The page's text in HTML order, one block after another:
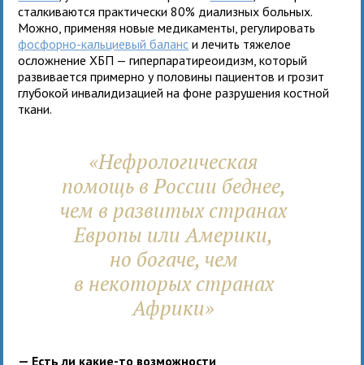
сталкиваются практически 80% диализных больных.
Можно, применяя новые медикаменты, регулировать
фосфорно-кальциевый баланс и лечить тяжелое
осложнение ХБП — гиперпаратиреоидизм, который
развивается примерно у половины пациентов и грозит
глубокой инвалидизацией на фоне разрушения костной
ткани.
«Нефрологическая
помощь в России беднее,
чем в развитых странах
Европы или Америки,
но богаче, чем
в некоторых странах
Африки»
— Есть ли какие-то возможности